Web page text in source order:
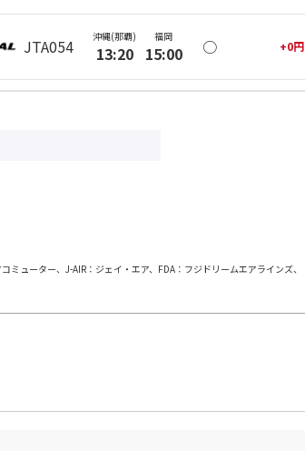
JTA054 沖縄(那覇)
13:20
福岡
15:00 ○ +0円
JTA060 沖縄(那覇) 福岡
19:45 21:25
ューター、J-AIR：ジェイ・エア、FDA：フジドリームエアラインズ、